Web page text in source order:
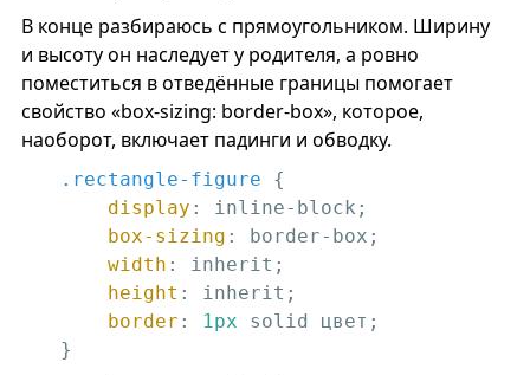
В конце разбираюсь с прямоугольником. Ширину
и высоту он наследует у родителя, а ровно
поместиться в отведённые границы помогает
свойство «box-sizing: border-box», которое,
наоборот, включает падинги и обводку.
.rectangle-figure {
display : inline-block;
box-sizing : border-box;
width : inherit;
height : inherit;
border : 1px solid цвет;
}